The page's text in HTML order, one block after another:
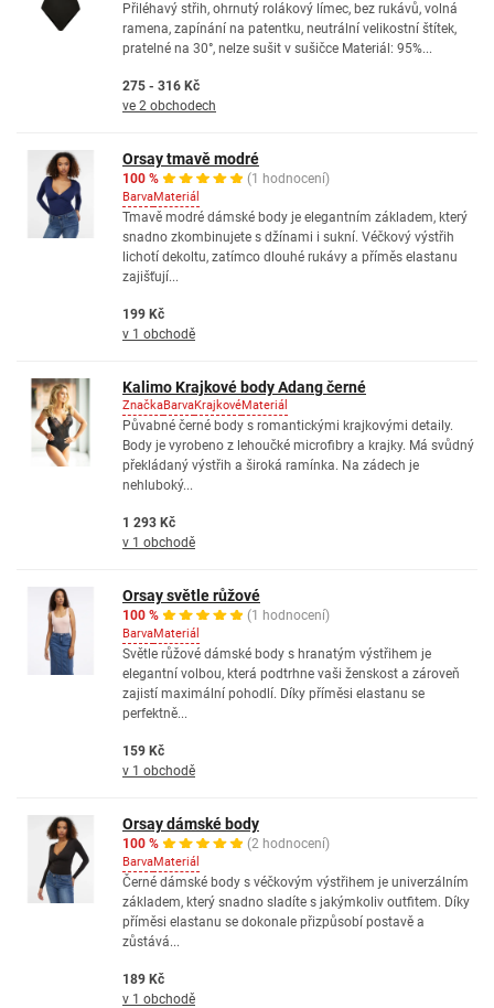
Přiléhavý střih, ohrnutý rolákový límec, bez rukávů, volná
ramena, zapínání na patentku, neutrální velikostní štítek,
pratelné na 30°, nelze sušit v sušičce Materiál: 95%...
275 - 316 Kč
ve 2 obchodech
Orsay tmavě modré
100 % (1 hodnocení)
BarvaMateriál
Tmavě modré dámské body je elegantním základem, který
snadno zkombinujete s džínami i sukní. Véčkový výstřih
lichotí dekoltu, zatímco dlouhé rukávy a příměs elastanu
zajišťují...
199 Kč
v 1 obchodě
Kalimo Krajkové body Adang černé
ZnačkaBarvaKrajkovéMateriál
Půvabné černé body s romantickými krajkovými detaily.
Body je vyrobeno z lehoučké microfibry a krajky. Má svůdný
překládaný výstřih a široká ramínka. Na zádech je
nehluboký...
1 293 Kč
v 1 obchodě
Orsay světle růžové
100 % (1 hodnocení)
BarvaMateriál
Světle růžové dámské body s hranatým výstřihem je
elegantní volbou, která podtrhne vaši ženskost a zároveň
zajistí maximální pohodlí. Díky příměsi elastanu se
perfektně...
159 Kč
v 1 obchodě
Orsay dámské body
100 % (2 hodnocení)
BarvaMateriál
Černé dámské body s véčkovým výstřihem je univerzálním
základem, který snadno sladíte s jakýmkoliv outfitem. Díky
příměsi elastanu se dokonale přizpůsobí postavě a
zůstává...
189 Kč
v 1 obchodě